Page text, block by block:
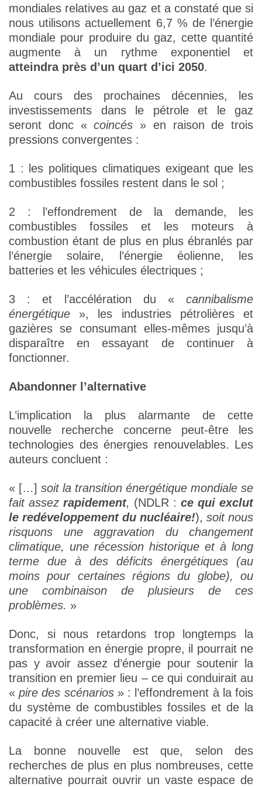
mondiales relatives au gaz et a constaté que si
nous utilisons actuellement 6,7 % de l’énergie
mondiale pour produire du gaz, cette quantité
augmente à un rythme exponentiel et
atteindra près d’un quart d’ici 2050.
Au cours des prochaines décennies, les
investissements dans le pétrole et le gaz
seront donc «coincés » en raison de trois
pressions convergentes :
1 : les politiques climatiques exigeant que les
combustibles fossiles restent dans le sol ;
2 : l’effondrement de la demande, les
combustibles fossiles et les moteurs à
combustion étant de plus en plus ébranlés par
l’énergie solaire, l’énergie éolienne, les
batteries et les véhicules électriques ;
3 : et l’accélération du « cannibalisme
énergétique », les industries pétrolières et
gazières se consumant elles-mêmes jusqu’à
disparaître en essayant de continuer à
fonctionner.
Abandonner l’alternative
L’implication la plus alarmante de cette
nouvelle recherche concerne peut-être les
technologies des énergies renouvelables. Les
auteurs concluent :
« […] soit la transition énergétique mondiale se
fait assez rapidement, (NDLR : ce qui exclut
le redéveloppement du nucléaire!), soit nous
risquons une aggravation du changement
climatique, une récession historique et à long
terme due à des déficits énergétiques (au
moins pour certaines régions du globe), ou
une combinaison de plusieurs de ces
problèmes. »
Donc, si nous retardons trop longtemps la
transformation en énergie propre, il pourrait ne
pas y avoir assez d’énergie pour soutenir la
transition en premier lieu – ce qui conduirait au
«pire des scénarios» : l’effondrement à la fois
du système de combustibles fossiles et de la
capacité à créer une alternative viable.
La bonne nouvelle est que, selon des
recherches de plus en plus nombreuses, cette
alternative pourrait ouvrir un vaste espace de